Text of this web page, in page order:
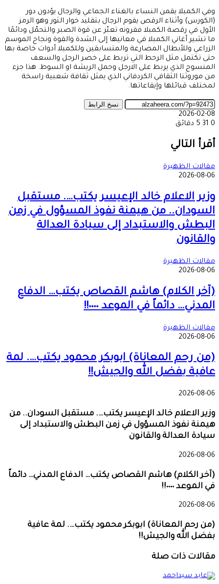
وفي الكمبلا يقمن النساء بالغناء الجماعي والرجال يؤدون دور
(الكورس) وأثناء الرقص يقوم الرجال بتقليد خوار الثور وهو الرمز
الأول في رقصة الكمبلا فقرونه تعبّر عن قوة الصبر والتحمّل ودائمًا
ما تشير أغاني الكمبلا في معانيها إلى الشدة والقوة ونجاح الموسم
الزراعي وللأبطال المصارعة والمتسابقين وللكمبلا أدوات خاصة بها
حتى تكتمل مثل الرحط التي تربط على خصر الرجل والسعف
المنسوج الذي يربط على الارجل وحمل الريشة او السوط. هذا جزء
من موروثنا الثقافي الكردفاني الذي يمثل ثقافة شعبية راسخة
لمختلف قبائلها وإيقاعاتها.
نسخ الرابط
2026-02-08
0
5 دقائق
عبر
البريد
أقرأ التالي
مقالات الظهيرة
2026-08-06
وزير الاعلام خالد الإعيسر يكتب…. مستقبل
السودان.. من هيمنة نفوذ المسؤول في زمن
البطش والاستبداد إلى سيادة العدالة
والقانون
مقالات الظهيرة
2026-08-06
(آخر الكلام) هاشم القصاص يكتب… الدفاع
المدني… دائماً في الموعد ٠٠٠٠!!
مقالات الظهيرة
2026-08-06
(من رحم المعاناة) ابوبكر محمود يكتب…. لمة
عافية بفضل الله والجيش!!
2026-08-06
وزير الاعلام خالد الإعيسر يكتب…. مستقبل السودان.. من
هيمنة نفوذ المسؤول في زمن البطش والاستبداد إلى
سيادة العدالة والقانون
2026-08-06
(آخر الكلام) هاشم القصاص يكتب… الدفاع المدني… دائماً
في الموعد ٠٠٠٠!!
2026-08-06
(من رحم المعاناة) ابوبكر محمود يكتب…. لمة عافية
بفضل الله والجيش!!
مقالات ذات صلة